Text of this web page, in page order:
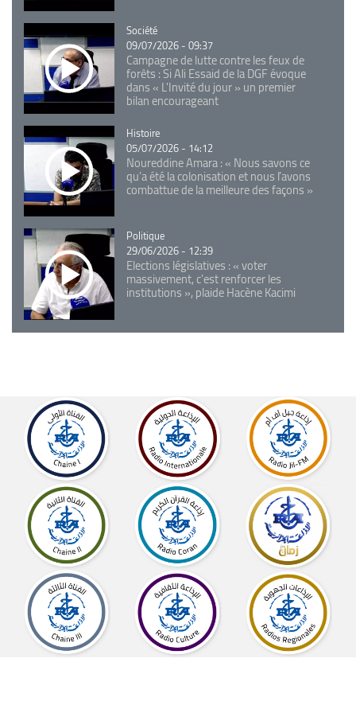
Catégorie
Société
09/07/2026 - 09:37
Campagne de lutte contre les feux de
forêts : Si Ali Essaid de la DGF évoque
dans « L'Invité du jour » un premier
bilan encourageant
Catégorie
Histoire
05/07/2026 - 14:12
Noureddine Amara : « Nous savons ce
qu’a été la colonisation et nous l’avons
combattue de la meilleure des façons »
Catégorie
Politique
29/06/2026 - 12:39
Elections législatives : « voter
massivement, c'est renforcer les
institutions », plaide Hacène Kacimi